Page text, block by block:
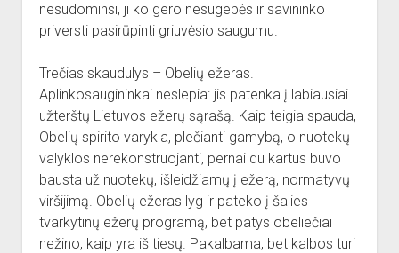
nesudominsi, ji ko gero nesugebės ir savininko
priversti pasirūpinti griuvėsio saugumu.
Trečias skaudulys – Obelių ežeras.
Aplinkosaugininkai neslepia: jis patenka į labiausiai
užterštų Lietuvos ežerų sąrašą. Kaip teigia spauda,
Obelių spirito varykla, plečianti gamybą, o nuotekų
valyklos nerekonstruojanti, pernai du kartus buvo
bausta už nuotekų, išleidžiamų į ežerą, normatyvų
viršijimą. Obelių ežeras lyg ir pateko į šalies
tvarkytinų ežerų programą, bet patys obeliečiai
nežino, kaip yra iš tiesų. Pakalbama, bet kalbos turi